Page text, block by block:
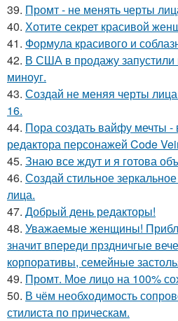
39. Промт - не менять черты
40. Хотите секрет красивой
41. Формула красивого и
42. В США в продажу запустили
миноуг.
43. Создай не меняя черты
16.
44. Пора создать вайфу мечты
редактора персонажей Code
45. Знаю все ждут и я готова
46. Создай стильное
лица.
47. Добрый день редакторы!
48. Уважаемые женщины!
значит впереди прздничгые
корпоративы, семейные
49. Промт. Мое лицо на 100%
50. В чём необходимость
стилиста по прическам.